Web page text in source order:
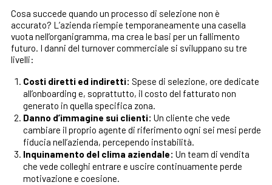
Cosa succede quando un processo di selezione non è
accurato? L’azienda riempie temporaneamente una casella
vuota nell’organigramma, ma crea le basi per un fallimento
futuro. I danni del turnover commerciale si sviluppano su tre
livelli:
Costi diretti ed indiretti: Spese di selezione, ore dedicate
all’onboarding e, soprattutto, il costo del fatturato non
generato in quella specifica zona.
Danno d’immagine sui clienti: Un cliente che vede
cambiare il proprio agente di riferimento ogni sei mesi perde
fiducia nell’azienda, percependo instabilità.
Inquinamento del clima aziendale: Un team di vendita
che vede colleghi entrare e uscire continuamente perde
motivazione e coesione.